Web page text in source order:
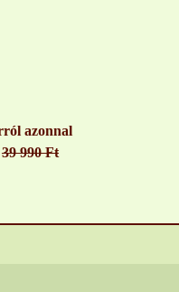
azonnal
39 990 Ft